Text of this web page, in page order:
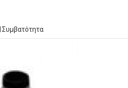
Συμβατότητα